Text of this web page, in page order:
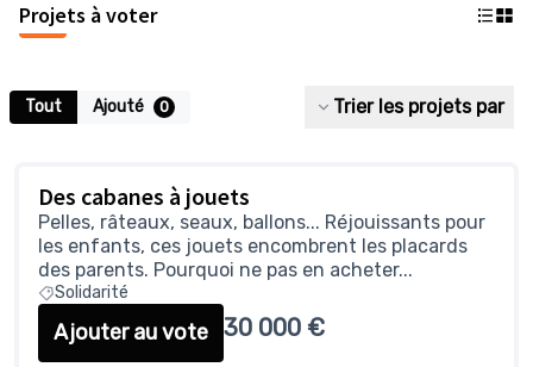
Projets à voter
Tout Ajouté 0 Trier les projets par
Des cabanes à jouets
Pelles, râteaux, seaux, ballons... Réjouissants pour
les enfants, ces jouets encombrent les placards
des parents. Pourquoi ne pas en acheter...
Solidarité
Ajouter au vote 30 000 €